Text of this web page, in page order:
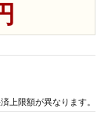
上限額が異なります。